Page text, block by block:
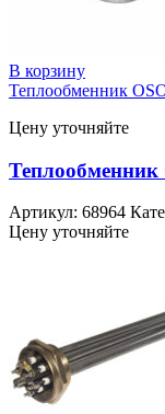
В корзину
Теплообменник
Цену уточняйте
Артикул: 68964
Цену уточняйте